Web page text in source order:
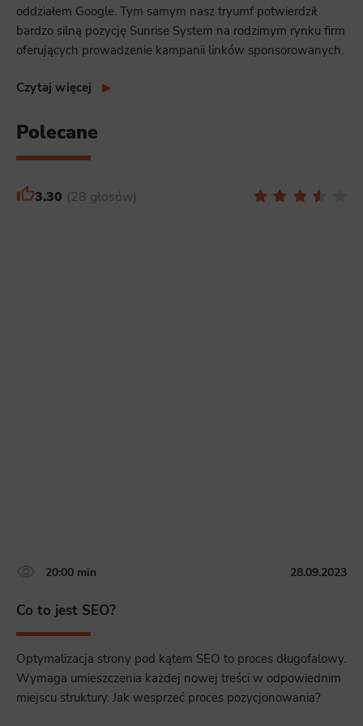
oddziałem Google. Tym samym nasz tryumf potwierdził
bardzo silną pozycję Sunrise System na rodzimym rynku firm
oferujących prowadzenie kampanii linków sponsorowanych.
Czytaj więcej
Polecane
3.30 28 głosów
20:00 min 28.09.2023
Co to jest SEO?
Optymalizacja strony pod kątem SEO to proces długofalowy.
Wymaga umieszczenia każdej nowej treści w odpowiednim
miejscu struktury. Jak wesprzeć proces pozycjonowania?